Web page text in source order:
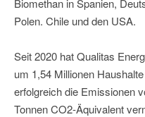
Biomethan in Spanien,
Polen. Chile und den USA.
Seit 2020 hat Qualitas
um 1,54 Millionen
erfolgreich die Emissionen
Tonnen CO2-Äquivalent